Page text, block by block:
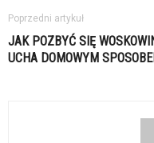
Poprzedni artykuł
JAK POZBYĆ SIĘ
UCHA DOMOWYM